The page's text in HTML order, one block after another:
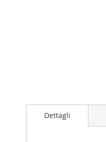
Dettagli